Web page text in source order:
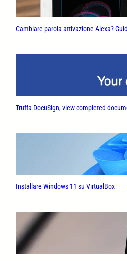
Cambiare parola attivazione Alexa?
Truffa DocuSign, view completed
Installare Windows 11 su VirtualBox